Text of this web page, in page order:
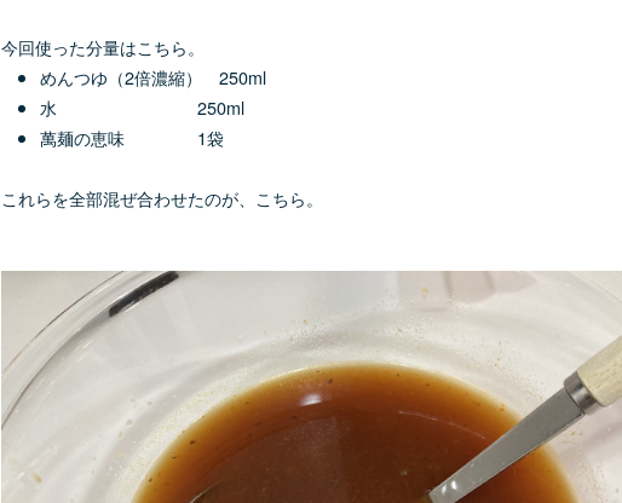
今回使った分量はこちら。
めんつゆ（2倍濃縮） 250ml
水 250ml
萬麺の恵味 1袋
これらを全部混ぜ合わせたのが、こちら。